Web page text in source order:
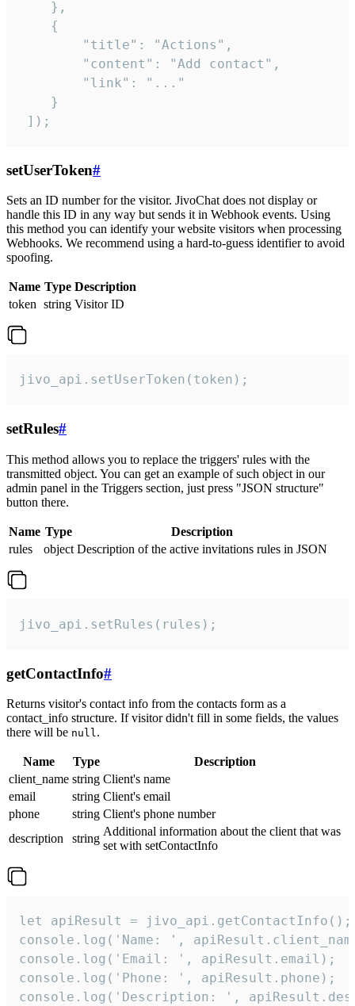
    },
    {
        "title": "Actions",
        "content": "Add contact",
        "link": "..."
    }
]);
setUserToken#
Sets an ID number for the visitor. JivoChat does not display or
handle this ID in any way but sends it in Webhook events. Using
this method you can identify your website visitors when processing
Webhooks. We recommend using a hard-to-guess identifier to avoid
spoofing.
Name Type Description
token string Visitor ID
jivo_api.setUserToken(token);
setRules#
This method allows you to replace the triggers' rules with the
transmitted object. You can get an example of such object in our
admin panel in the Triggers section, just press "JSON structure"
button there.
Name Type
Description
rules
object Description of the active invitations rules in JSON
jivo_api.setRules(rules);
getContactInfo#
Returns visitor's contact info from the contacts form as a
contact_info structure. If visitor didn't fill in some fields, the values
there will be null.
Name Type
Description
client_name string Client's name
email
string Client's email
phone
string Client's phone number
description
string
Additional information about the client that was
set with setContactInfo
let apiResult = jivo_api.getContactInfo();
console.log('Name: ',
console.log('Email: ', apiResult.email);
console.log('Phone: ', apiResult.phone);
console.log('Description: ',